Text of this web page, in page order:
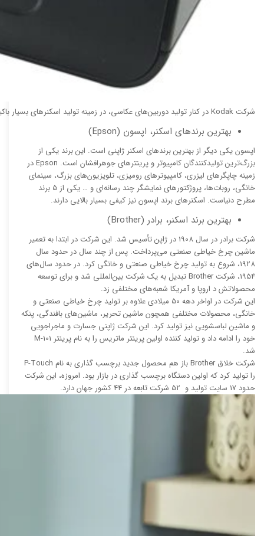
شرکت Kodak در کنار تولید دوربین‌های عکاسی، در زمینه تولید اسکنرهای بسیار باکیفیت نیز فعالیت می‌کند.
بهترین برندهای اسکنر، اپسون (Epson)
اپسون یکی دیگر از بهترین برندهای اسکنر ژاپنی است. این برند یکی از
بزرگ‌ترین تولیدکنندگان کامپیوتر و پرینترهای جوهرافشان است. Epson در
زمینه چاپگرهای لیزری، کامپیوترهای رومیزی، تلویزیون‌های بزرگ، سینمای
خانگی، روبات‌ها، پروژکتورهای نمایشگر چند رسانه‌ای و … یکی از 5 برند
مطرح دنیاست. اسکنرهای برند اپسون نیز کیفی بسیار بالایی دارند.
بهترین برند اسکنر، برادر (Brother)
شرکت برادر در سال 1908 در ژاپن تأسیس شد. این شرکت در ابتدا به تعمیر
ماشین چرخ خیاطی صنعتی می‌پرداخت. پس از چند سال در حدود سال
1928، شروع به تولید چرخ خیاطی صنعتی و خانگی کرد. در حدود سال‌های
1954، شرکت Brother تبدیل به یک شرکت بین‌المللی شد و برای توسعه
محصولاتش د اروپا و آمریکا شعبه‌های مختلفی زد.
این شرکت در اواخر دهه 50 میلادی علاوه بر تولید چرخ خیاطی صنعتی و
خانگی، محصولات مختلفی همچون ماشین تحریر، ماشین‌های بافندگی، پنکه
و ماشین لباسشویی نیز تولید کرد. این شرکت ژاپنی جسارت و ماجراجویی
خود را ادامه داد و تولید کننده اولین پرینتر ماتریس را به نام پرینتر M-101
شد.
شرکت خلاق Brother باز هم محصول جدید برچسب گذاری به نام P-Touch
را تولید کرد که اولین دستگاه برچسب گذاری در بازار بود. امروزه، این شرکت
حدود 17 سایت تولید و 52 شرکت تابعه در 44 کشور جهان دارد.